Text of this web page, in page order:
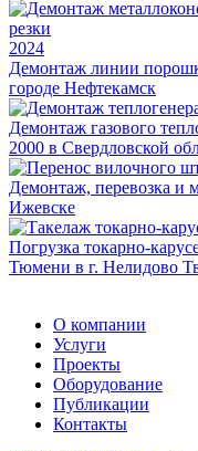
2024
Демонтаж линии
городе Нефтекамск
Демонтаж газового
2000 в Свердловской
Демонтаж, перевозка и
Ижевске
Погрузка токарно-
Тюмени в г. Нелидово
О компании
Услуги
Проекты
Оборудование
Публикации
Контакты